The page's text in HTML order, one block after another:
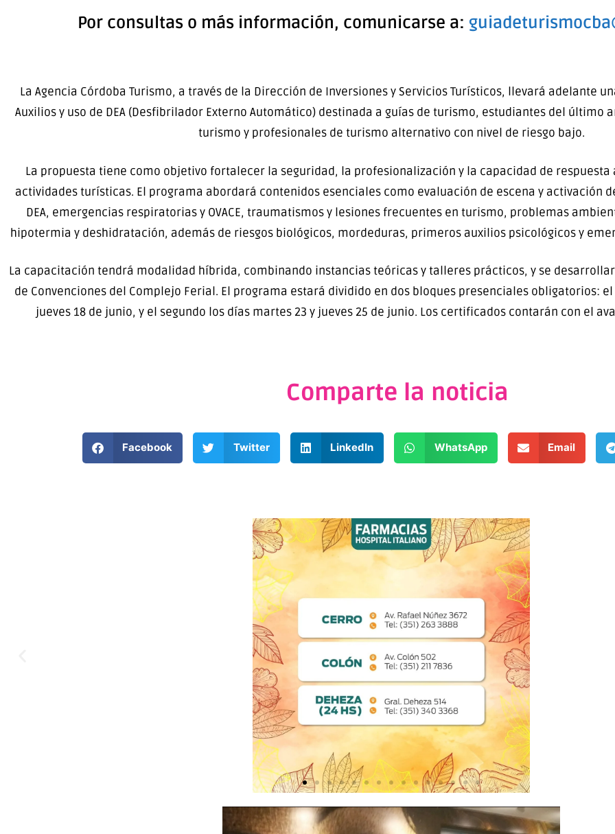
Por consultas o más información, comunicarse a:
La Agencia Córdoba Turismo, a través de la Dirección de Inversiones y Servicios Turísticos, llevará adelante
Auxilios y uso de DEA (Desfibrilador Externo Automático) destinada a guías de turismo, estudiantes del último
turismo y profesionales de turismo alternativo con nivel de riesgo bajo.
La propuesta tiene como objetivo fortalecer la seguridad, la profesionalización y la capacidad de
actividades turísticas. El programa abordará contenidos esenciales como evaluación de escena y activación
DEA, emergencias respiratorias y OVACE, traumatismos y lesiones frecuentes en turismo, problemas
hipotermia y deshidratación, además de riesgos biológicos, mordeduras, primeros auxilios psicológicos y
La capacitación tendrá modalidad híbrida, combinando instancias teóricas y talleres prácticos, y se
de Convenciones del Complejo Ferial. El programa estará dividido en dos bloques presenciales obligatorios:
jueves 18 de junio, y el segundo los días martes 23 y jueves 25 de junio. Los certificados contarán con el
Comparte la noticia
Facebook Twitter LinkedIn WhatsApp Email